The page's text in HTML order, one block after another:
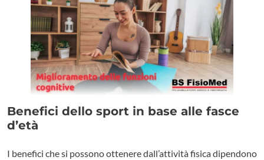
Benefici dello sport in base alle fasce
d’età
I benefici che si possono ottenere dall’attività fisica dipendono